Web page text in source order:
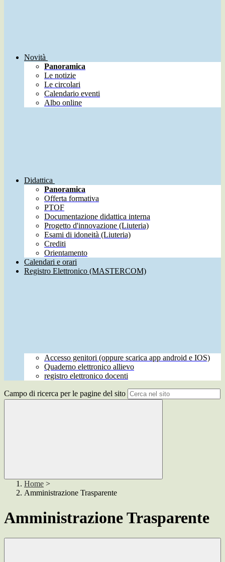
Novità
Panoramica
Le notizie
Le circolari
Calendario eventi
Albo online
Didattica
Panoramica
Offerta formativa
PTOF
Documentazione didattica interna
Progetto d'innovazione (Liuteria)
Esami di idoneità (Liuteria)
Crediti
Orientamento
Calendari e orari
Registro Elettronico (MASTERCOM)
Accesso genitori (oppure scarica app android e IOS)
Quaderno elettronico allievo
registro elettronico docenti
Campo di ricerca per le pagine del sito
Home >
Amministrazione Trasparente
Amministrazione Trasparente